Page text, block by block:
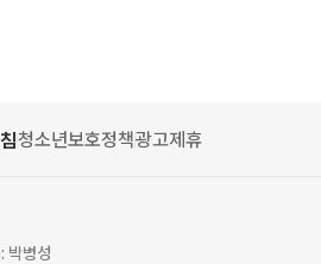
청소년보호정책광고제휴
박병성